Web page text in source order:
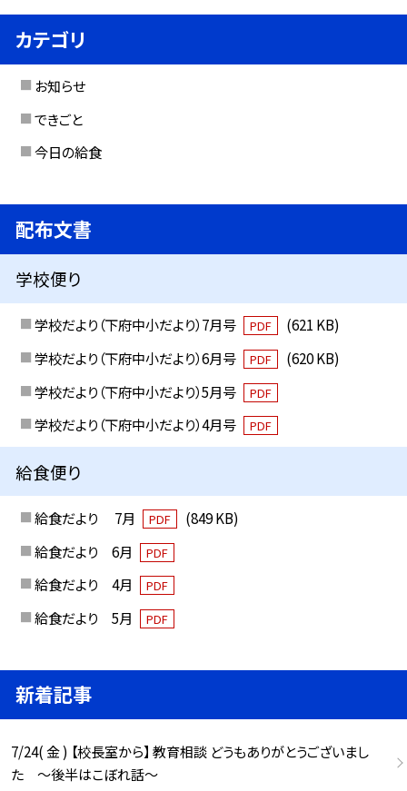
カテゴリ
お知らせ
できごと
今日の給食
配布文書
学校便り
学校だより（下府中小だより）7月号 PDF
(621 KB)
学校だより（下府中小だより）6月号
PDF
(620 KB)
学校だより（下府中小だより）5月号
PDF
学校だより（下府中小だより）4月号 PDF
給食便り
給食だより 7月 PDF
(849 KB)
給食だより 6月
PDF
給食だより 4月 PDF
給食だより 5月 PDF
新着記事
7/24( 金 ) 【校長室から】 教育相談 どうもありがとうございまし
た ～後半はこぼれ話～